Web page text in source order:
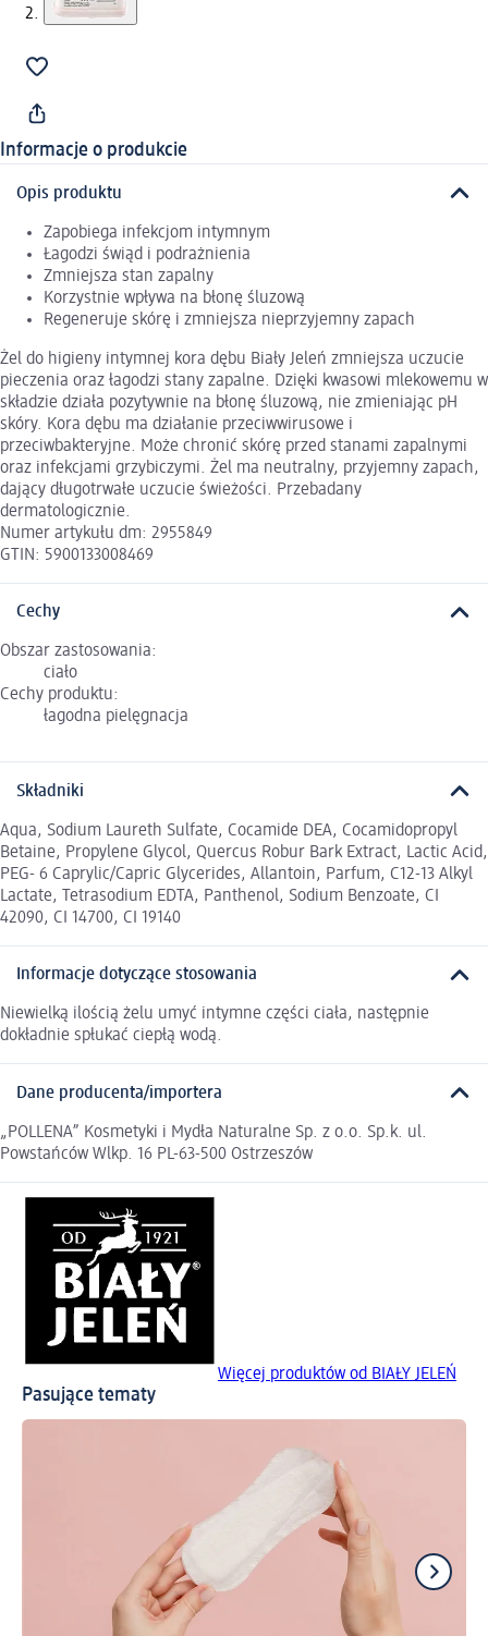
Informacje o produkcie
Opis produktu
Zapobiega infekcjom intymnym
Łagodzi świąd i podrażnienia
Zmniejsza stan zapalny
Korzystnie wpływa na błonę śluzową
Regeneruje skórę i zmniejsza nieprzyjemny zapach
Żel do higieny intymnej kora dębu Biały Jeleń zmniejsza uczucie
pieczenia oraz łagodzi stany zapalne. Dzięki kwasowi mlekowemu w
składzie działa pozytywnie na błonę śluzową, nie zmieniając pH
skóry. Kora dębu ma działanie przeciwwirusowe i
przeciwbakteryjne. Może chronić skórę przed stanami zapalnymi
oraz infekcjami grzybiczymi. Żel ma neutralny, przyjemny zapach,
dający długotrwałe uczucie świeżości. Przebadany
dermatologicznie.
Numer artykułu dm: 2955849
GTIN: 5900133008469
Cechy
Obszar zastosowania:
ciało
Cechy produktu:
łagodna pielęgnacja
Składniki
Aqua, Sodium Laureth Sulfate, Cocamide DEA, Cocamidopropyl
Betaine, Propylene Glycol, Quercus Robur Bark Extract, Lactic Acid,
PEG- 6 Caprylic/Capric Glycerides, Allantoin, Parfum, C12-13 Alkyl
Lactate, Tetrasodium EDTA, Panthenol, Sodium Benzoate, CI
42090, CI 14700, CI 19140
Informacje dotyczące stosowania
Niewielką ilością żelu umyć intymne części ciała, następnie
dokładnie spłukać ciepłą wodą.
Dane producenta/importera
„POLLENA” Kosmetyki i Mydła Naturalne Sp. z o.o. Sp.k. ul.
Powstańców Wlkp. 16 PL-63-500 Ostrzeszów
Więcej produktów od BIAŁY JELEŃ
Pasujące tematy